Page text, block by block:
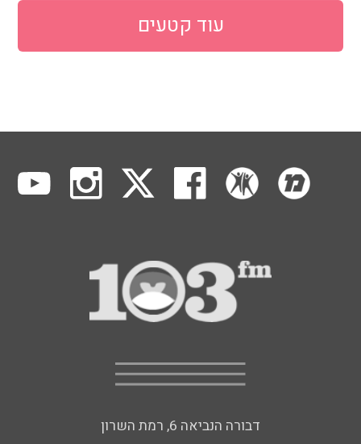
עוד קטעים
דבורה הנביאה 6, רמת השרון